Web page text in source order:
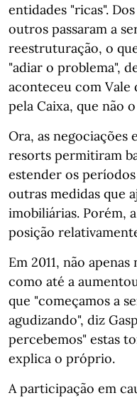
entidades "ricas".
outros passaram a
reestruturação, o
"adiar o problema",
aconteceu com Vale
pela Caixa, que não
Ora, as
resorts permitiram
estender os
outras medidas que
imobiliárias. Porém,
posição
Em 2011, não
como até a
que "começamos a
agudizando", diz
percebemos" estas
explica o próprio.
A participação em